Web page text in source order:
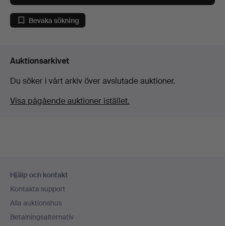
Bevaka sökning
Auktionsarkivet
Du söker i vårt arkiv över avslutade auktioner.
Visa pågående auktioner istället.
Hjälp och kontakt
Kontakta support
Alla auktionshus
Betalningsalternativ